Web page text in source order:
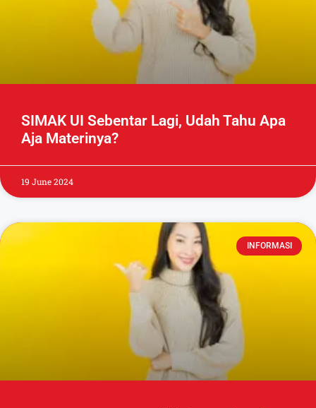
SIMAK UI Sebentar Lagi, Udah Tahu Apa
Aja Materinya?
19 June 2024
INFORMASI